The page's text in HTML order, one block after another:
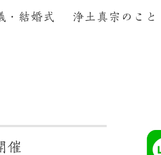
・結婚式 浄土真宗のこと
催